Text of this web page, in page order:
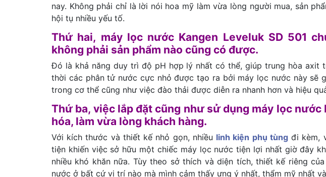
nay. Không phải chỉ là lời nói hoa mỹ làm vừa lòng người mua, sản
hội tụ nhiều yếu tố.
Thứ hai, máy lọc nước Kangen Leveluk SD 501
không phải sản phẩm nào cũng có được.
Đó là khả năng duy trì độ pH hợp lý nhất có thể, giúp trung hòa axit
thời các phân tử nước cực nhỏ được tạo ra bởi máy lọc nước này sẽ
trong cơ thể cũng như việc đào thải được diễn ra nhanh hơn và hiệu
Thứ ba, việc lắp đặt cũng như sử dụng máy lọc nước
hóa, làm vừa lòng khách hàng.
Với kích thước và thiết kế nhỏ gọn, nhiều linh kiện phụ tùngđi kèm,
tiện khiến việc sở hữu một chiếc máy lọc nước tiện lợi nhất giờ đây
nhiều khó khăn nữa. Tùy theo sở thích và diện tích, thiết kế riêng
nước ở bất cứ vị trí nào mà mình cảm thấy ưng ý nhất, thẩm mỹ nhất